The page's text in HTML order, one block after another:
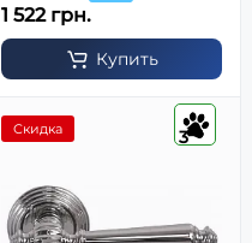
1 522 грн.
Купить
3
Скидка